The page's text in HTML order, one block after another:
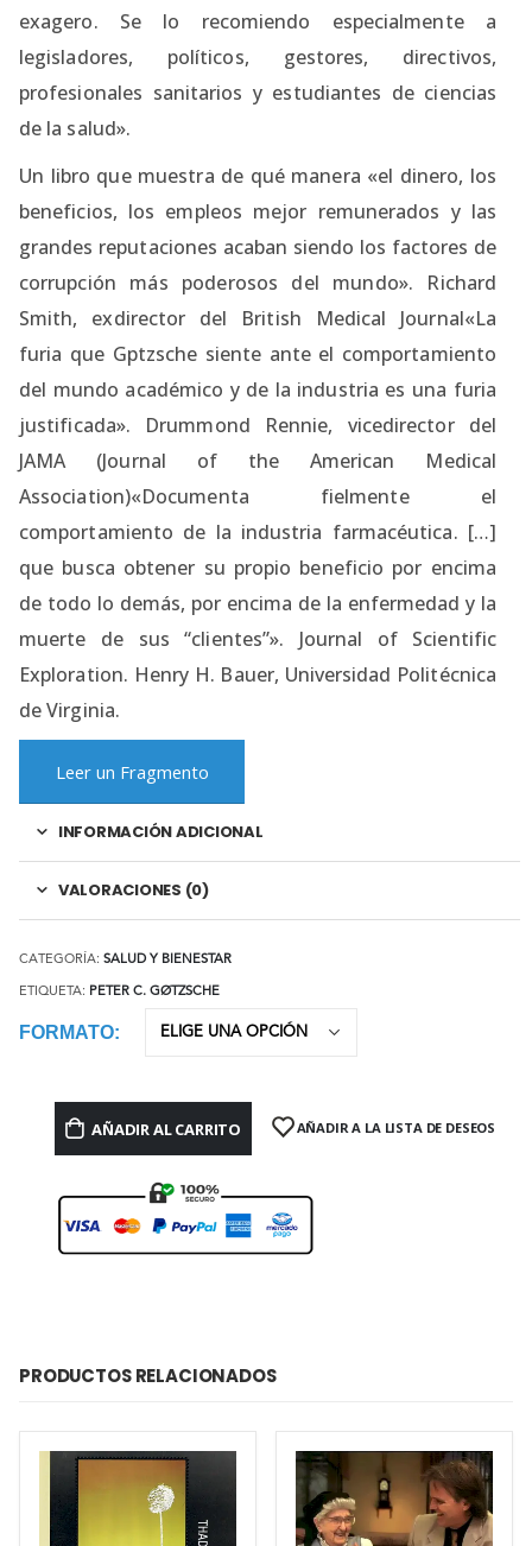
exagero. Se lo recomiendo especialmente a
legisladores, políticos, gestores, directivos,
profesionales sanitarios y estudiantes de ciencias
de la salud».
Un libro que muestra de qué manera «el dinero, los
beneficios, los empleos mejor remunerados y las
grandes reputaciones acaban siendo los factores de
corrupción más poderosos del mundo». Richard
Smith, exdirector del British Medical Journal«La
furia que Gptzsche siente ante el comportamiento
del mundo académico y de la industria es una furia
justificada». Drummond Rennie, vicedirector del
JAMA (Journal of the American Medical
Association)«Documenta fielmente el
comportamiento de la industria farmacéutica. […]
que busca obtener su propio beneficio por encima
de todo lo demás, por encima de la enfermedad y la
muerte de sus “clientes”». Journal of Scientific
Exploration. Henry H. Bauer, Universidad Politécnica
de Virginia.
Leer un Fragmento
INFORMACIÓN ADICIONAL
VALORACIONES (0)
CATEGORÍA: SALUD Y BIENESTAR
ETIQUETA: PETER C. GØTZSCHE
FORMATO
AÑADIR AL CARRITO AÑADIR A LA LISTA DE DESEOS
PRODUCTOS RELACIONADOS